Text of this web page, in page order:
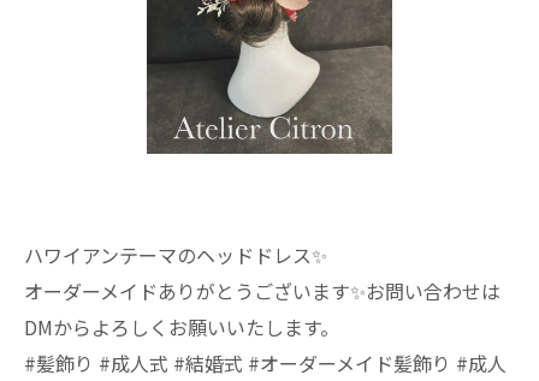
ハワイアンテーマのヘッドドレス✨️
オーダーメイドありがとうございます✨️お問い合わせは
DMからよろしくお願いいたします。
#髪飾り #成人式 #結婚式 #オーダーメイド髪飾り #成人